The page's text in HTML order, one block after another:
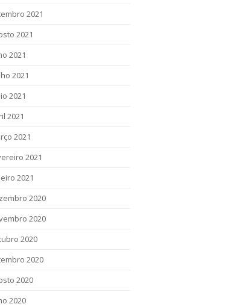
2021
2021
2021
2021
2021
2021
2021
2021
2021
2020
2020
2020
2020
2020
2020